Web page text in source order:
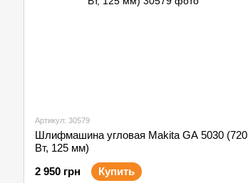
Артикул: 30579
Шлифмашина угловая Makita GA 5030 (720
Вт, 125 мм)
2 950 грн
Купить